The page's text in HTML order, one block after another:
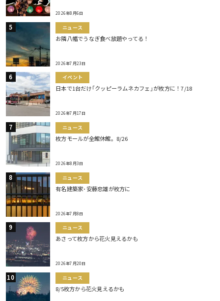
2026年8月6日
ニュース
お隣八幡でうなぎ食べ放題やってる！
2026年7月23日
イベント
日本で1台だけ｢クッピーラムネカフェ｣が枚方に！7/18
2026年7月17日
ニュース
枚方モールが全館休館。8/26
2026年8月3日
ニュース
有名建築家･安藤忠雄が枚方に
2026年7月8日
ニュース
あさって枚方から花火見えるかも
2026年7月20日
ニュース
8/5枚方から花火見えるかも